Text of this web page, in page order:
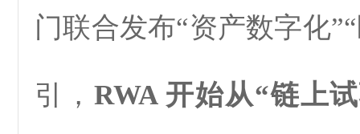
门联合发布“资产数字化
引， RWA 开始从“链上